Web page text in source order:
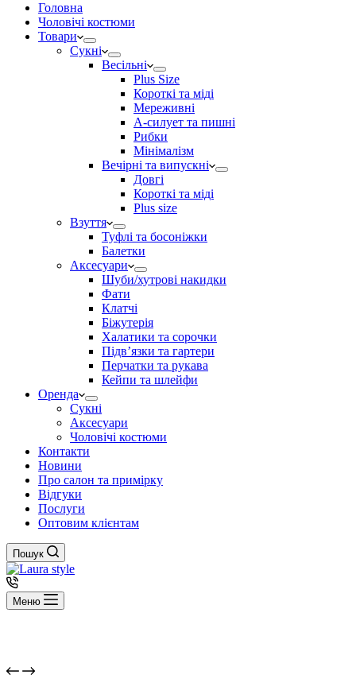
Головна
Чоловічі костюми
Товари
Сукні
Весільні
Plus Size
Короткі та міді
Мереживні
А-силует та пишні
Рибки
Мінімалізм
Вечірні та випускні
Довгі
Короткі та міді
Plus size
Взуття
Туфлі та босоніжки
Балетки
Аксесуари
Шуби/хутрові накидки
Фати
Клатчі
Біжутерія
Халатики та сорочки
Підвʼязки та гартери
Перчатки та рукава
Кейпи та шлейфи
Оренда
Сукні
Аксесуари
Чоловічі костюми
Контакти
Новини
Про салон та примірку
Відгуки
Послуги
Оптовим клієнтам
Пошук
Меню